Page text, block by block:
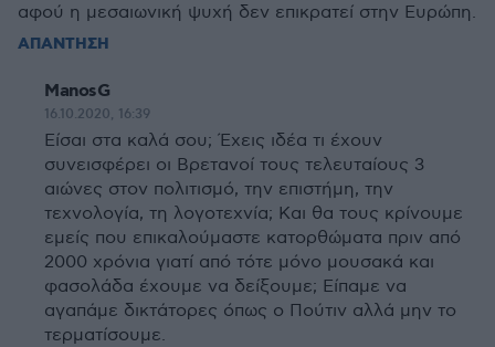
αφού η μεσαιωνική ψυχή δεν επικρατεί στην Ευρώπη.
ΑΠΑΝΤΗΣΗ
ManosG
16.10.2020, 16:39
Είσαι στα καλά σου; Έχεις ιδέα τι έχουν
συνεισφέρει οι Βρετανοί τους τελευταίους 3
αιώνες στον πολιτισμό, την επιστήμη, την
τεχνολογία, τη λογοτεχνία; Και θα τους κρίνουμε
εμείς που επικαλούμαστε κατορθώματα πριν από
2000 χρόνια γιατί από τότε μόνο μουσακά και
φασολάδα έχουμε να δείξουμε; Είπαμε να
αγαπάμε δικτάτορες όπως ο Πούτιν αλλά μην το
τερματίσουμε.